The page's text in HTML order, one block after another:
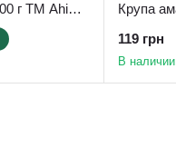
Мука из конопли 800 г ТМ Ahimsa
119 грн
В наличии